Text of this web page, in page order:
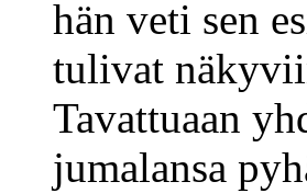
hän veti sen
tulivat
Tavattuaan
jumalansa